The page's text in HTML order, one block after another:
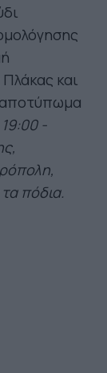
και
αποτύπωμα
-
πόδια.